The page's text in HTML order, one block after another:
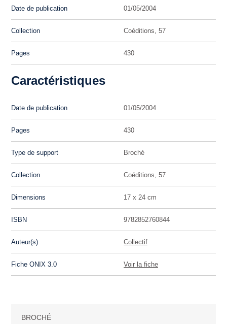
Date de publication 01/05/2004
Collection Coéditions, 57
Pages 430
Caractéristiques
Date de publication 01/05/2004
Pages 430
Type de support Broché
Collection Coéditions, 57
Dimensions 17 x 24 cm
ISBN 9782852760844
Auteur(s) Collectif
Fiche ONIX 3.0 Voir la fiche
BROCHÉ